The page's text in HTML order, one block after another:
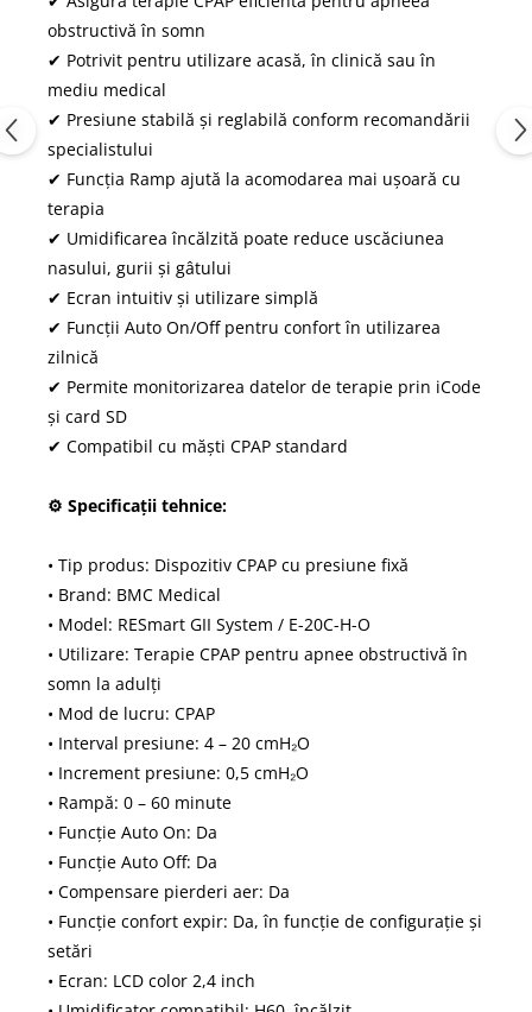
obstructivă în somn
✔ Potrivit pentru utilizare acasă, în clinică sau în
mediu medical
✔ Presiune stabilă și reglabilă conform recomandării
specialistului
✔ Funcția Ramp ajută la acomodarea mai ușoară cu
terapia
✔ Umidificarea încălzită poate reduce uscăciunea
nasului, gurii și gâtului
✔ Ecran intuitiv și utilizare simplă
✔ Funcții Auto On/Off pentru confort în utilizarea
zilnică
✔ Permite monitorizarea datelor de terapie prin iCode
și card SD
✔ Compatibil cu măști CPAP standard
⚙ Specificații tehnice:
• Tip produs: Dispozitiv CPAP cu presiune fixă
• Brand: BMC Medical
• Model: RESmart GII System / E-20C-H-O
• Utilizare: Terapie CPAP pentru apnee obstructivă în
somn la adulți
• Mod de lucru: CPAP
• Interval presiune: 4 – 20 cmH₂O
• Increment presiune: 0,5 cmH₂O
• Rampă: 0 – 60 minute
• Funcție Auto On: Da
• Funcție Auto Off: Da
• Compensare pierderi aer: Da
• Funcție confort expir: Da, în funcție de configurație și
setări
• Ecran: LCD color 2,4 inch